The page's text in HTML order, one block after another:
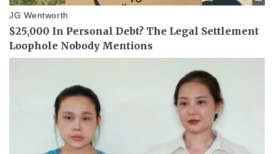
Chứng khoán